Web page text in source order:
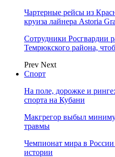
Чартерные рейсы из
круиза лайнера Astoria
Сотрудники Росгвардии
Темрюкского района,
Prev Next
Спорт
На поле, дорожке и
спорта на Кубани
Макгрегор выбыл
травмы
Чемпионат мира в
истории